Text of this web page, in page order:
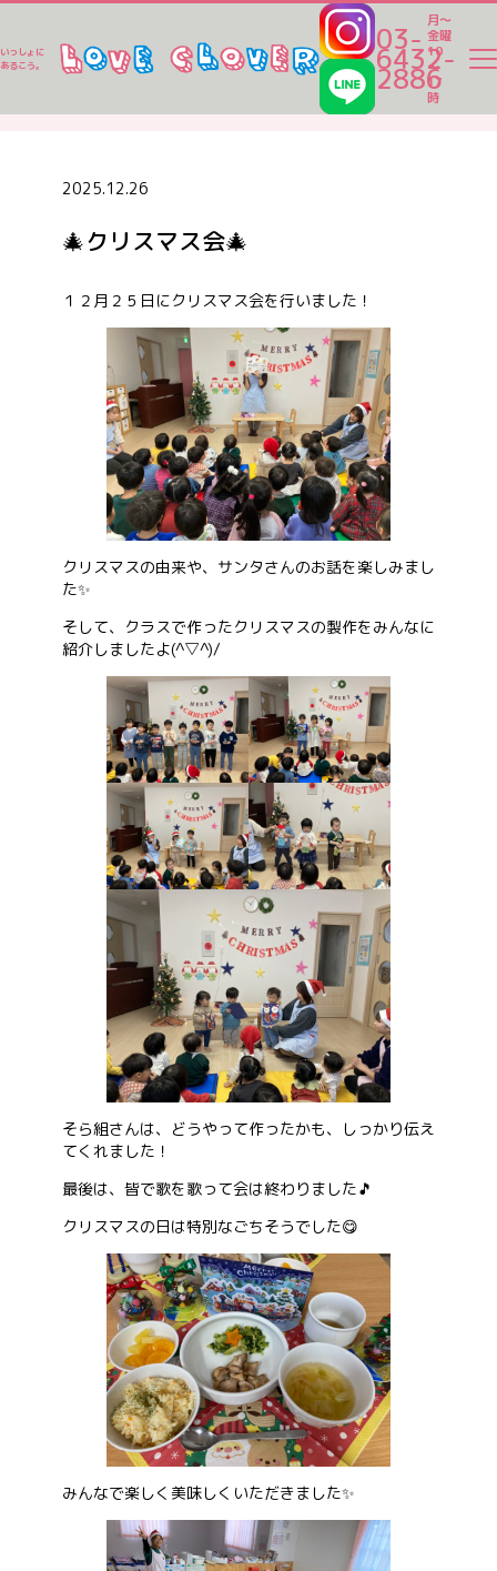
いっしょに
あるこう。
03-
6432-
2886
月～
金曜
10
～
17
時
一時保育
ベビーシッター
家事代行
認可保育園一覧
お問い合わせ
会社概要
2025.12.26
🎄クリスマス会🎄
１２月２５日にクリスマス会を行いました！
クリスマスの由来や、サンタさんのお話を楽しみまし
た✨
そして、クラスで作ったクリスマスの製作をみんなに
紹介しましたよ(^▽^)/
そら組さんは、どうやって作ったかも、しっかり伝え
てくれました！
最後は、皆で歌を歌って会は終わりました🎵
クリスマスの日は特別なごちそうでした😋
みんなで楽しく美味しくいただきました✨